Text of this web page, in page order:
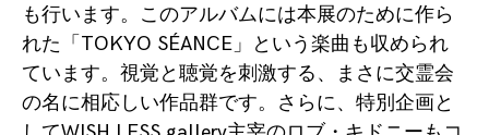
も行います。このアルバムには本展のために作ら
れた「TOKYO SÉANCE」という楽曲も収められ
ています。視覚と聴覚を刺激する、まさに交霊会
の名に相応しい作品群です。さらに、特別企画と